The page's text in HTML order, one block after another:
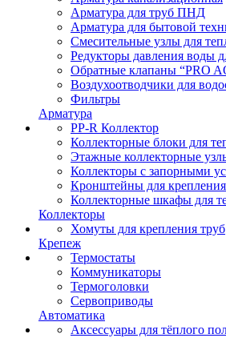
Арматура для труб ПНД
Арматура для бытовой
Смесительные узлы для
Редукторы давления воды
Обратные клапаны “PRO
Воздухоотводчики для
Фильтры
Арматура
PP-R Коллектор
Коллекторные блоки для
Этажные коллекторные
Коллекторы с запорными
Кронштейны для крепления
Коллекторные шкафы для
Коллекторы
Хомуты для крепления труб
Крепеж
Термостаты
Коммуникаторы
Термоголовки
Сервоприводы
Автоматика
Аксессуары для тёплого